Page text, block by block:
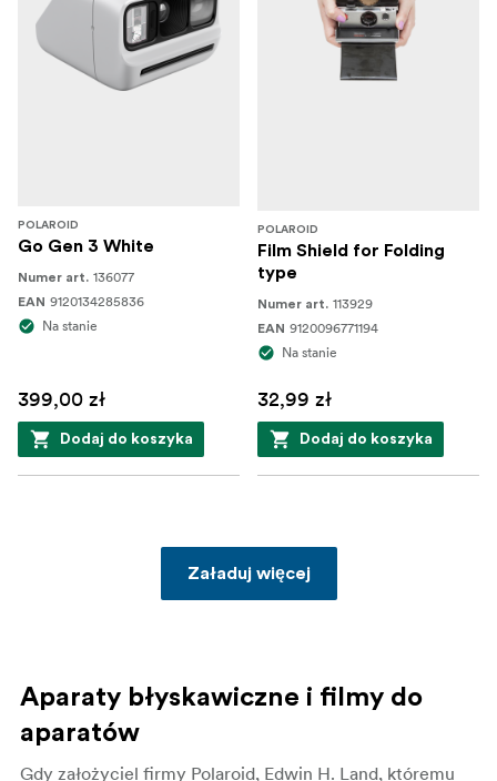
POLAROID
Go Gen 3 White
Numer art. 136077
EAN 9120134285836
Na stanie
399,00 zł
Dodaj do koszyka
POLAROID
Film Shield for Folding
type
Numer art. 113929
EAN 9120096771194
Na stanie
32,99 zł
Dodaj do koszyka
Załaduj więcej
Aparaty błyskawiczne i filmy do
aparatów
Gdy założyciel firmy Polaroid, Edwin H. Land, któremu